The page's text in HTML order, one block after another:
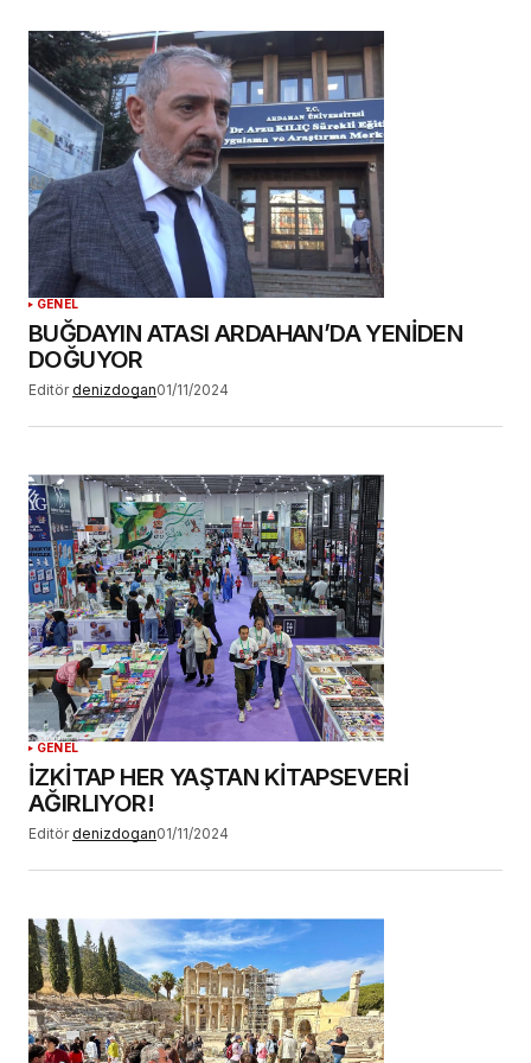
GENEL
BUĞDAYIN ATASI ARDAHAN’DA YENİDEN
DOĞUYOR
Editör denizdogan01/11/2024
GENEL
İZKİTAP HER YAŞTAN KİTAPSEVERİ
AĞIRLIYOR!
Editör denizdogan01/11/2024